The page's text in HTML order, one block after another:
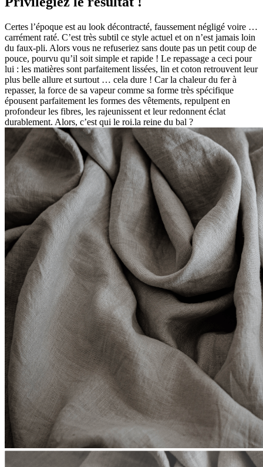
Certes l’époque est au look décontracté, faussement négligé voire …
carrément raté. C’est très subtil ce style actuel et on n’est jamais loin
du faux-pli. Alors vous ne refuseriez sans doute pas un petit coup de
pouce, pourvu qu’il soit simple et rapide ! Le repassage a ceci pour
lui : les matières sont parfaitement lissées, lin et coton retrouvent leur
plus belle allure et surtout … cela dure ! Car la chaleur du fer à
repasser, la force de sa vapeur comme sa forme très spécifique
épousent parfaitement les formes des vêtements, repulpent en
profondeur les fibres, les rajeunissent et leur redonnent éclat
durablement. Alors, c’est qui le roi.la reine du bal ?